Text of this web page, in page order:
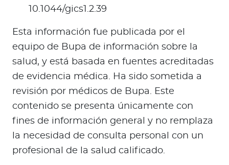
10.1044/gics1.2.39
Esta información fue publicada por el
equipo de Bupa de información sobre la
salud, y está basada en fuentes acreditadas
de evidencia médica. Ha sido sometida a
revisión por médicos de Bupa. Este
contenido se presenta únicamente con
fines de información general y no remplaza
la necesidad de consulta personal con un
profesional de la salud calificado.